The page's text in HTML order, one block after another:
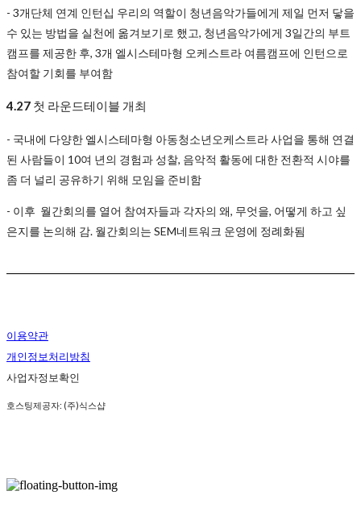
- 3개단체 연계 인턴십 우리의 역할이 청년음악가들에게 제일 먼저 닿을
수 있는 방법을 실천에 옮겨보기로 했고, 청년음악가에게 3일간의 부트
캠프를 제공한 후, 3개 엘시스테마형 오케스트라 여름캠프에 인턴으로
참여할 기회를 부여함
4.27 첫 라운드테이블 개최
- 국내에 다양한 엘시스테마형 아동청소년오케스트라 사업을 통해 연결
된 사람들이 10여 년의 경험과 성찰, 음악적 활동에 대한 전환적 시야를
좀 더 널리 공유하기 위해 모임을 준비함
- 이후 월간회의를 열어 참여자들과 각자의 왜, 무엇을, 어떻게 하고 싶
은지를 논의해 감. 월간회의는 SEM네트워크 운영에 정례화됨
이용약관
개인정보처리방침
사업자정보확인
호스팅제공자: (주)식스샵